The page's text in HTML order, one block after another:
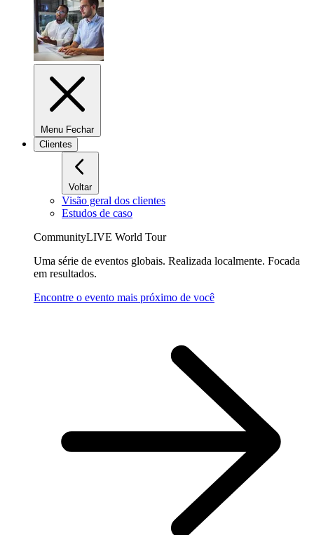
Menu Fechar
Clientes
Voltar
Visão geral dos clientes
Estudos de caso
CommunityLIVE World Tour
Uma série de eventos globais. Realizada localmente. Focada
em resultados.
Encontre o evento mais próximo de você